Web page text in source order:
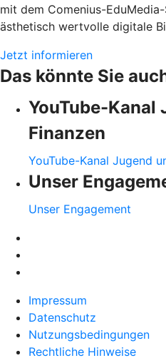
mit dem Comenius-
ästhetisch wertvolle digitale
Jetzt informieren
Das könnte Sie
YouTube-Kanal
Finanzen
YouTube-Kanal Jugend
Unser
Unser Engagement
Impressum
Datenschutz
Nutzungsbedingungen
Rechtliche Hinweise